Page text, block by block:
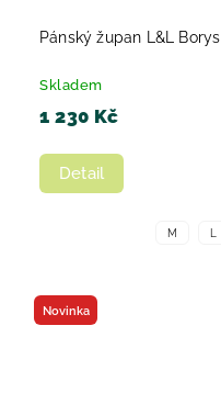
Pánský župan L&L Borys
Skladem
1 230 Kč
Detail
M
Novinka